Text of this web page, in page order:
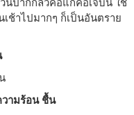
ช้าไปมากๆ ก็เป็นอันตราย
วามร้อน ชื้น